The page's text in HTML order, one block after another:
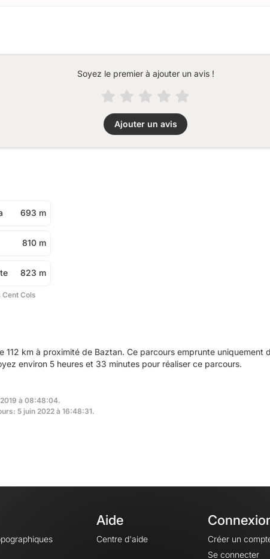
Soyez le premier à ajouter un avis !
Ajouter un avis
693 m
810 m
823 m
Cols
112 km à proximité de Baztan. Ce parcours emprunte uniquement
environ 5 heures et 33 minutes pour réaliser ce parcours.
à 08:48:04.
5 juin 2022 à 16:48:31.
Aide
Centre d'aide
Créer un
Se connecter